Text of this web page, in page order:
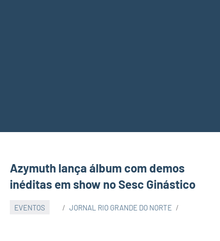
Azymuth lança álbum com demos
inéditas em show no Sesc Ginástico
EVENTOS JORNAL RIO GRANDE DO NORTE